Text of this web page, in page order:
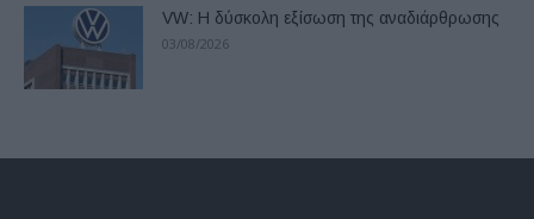
VW: Η δύσκολη εξίσωση της αναδιάρθρωσης
03/08/2026